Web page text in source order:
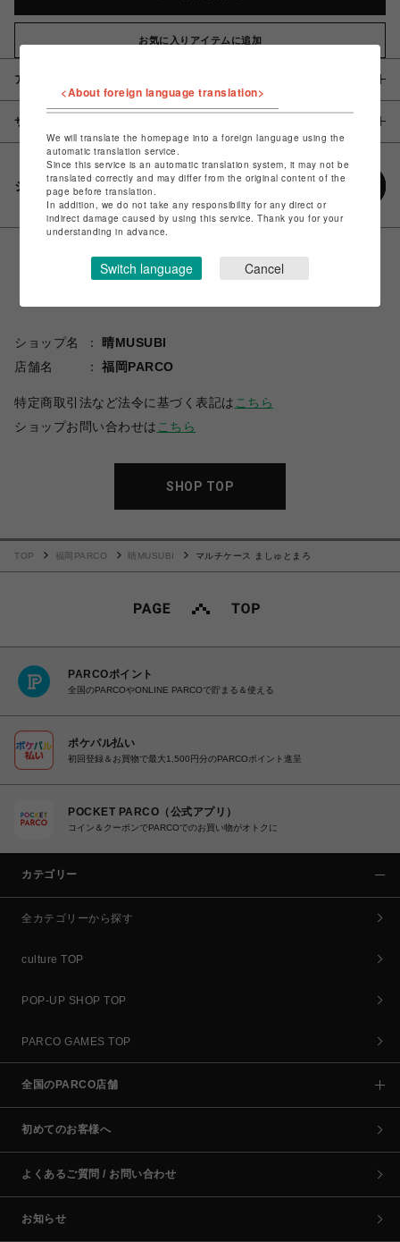
お気に入りアイテムに追加
アイテム説明 / 素材
サイズ
シェアする
ショップ名
晴MUSUBI
店舗名
福岡PARCO
特定商取引法など法令に基づく表記は こちら
ショップお問い合わせは こちら
SHOP TOP
TOP 福岡PARCO 晴MUSUBI マルチケース ましゅとまろ
PARCOポイント
全国のPARCOやONLINE PARCOで貯まる＆使える
ポケパル払い
初回登録＆お買物で最大1,500円分のPARCOポイント進呈
POCKET PARCO（公式アプリ）
コイン＆クーポンでPARCOでのお買い物がオトクに
カテゴリー
全カテゴリーから探す
culture TOP
POP-UP SHOP TOP
PARCO GAMES TOP
全国のPARCO店舗
初めてのお客様へ
よくあるご質問 / お問い合わせ
お知らせ
<About foreign language translation>
We will translate the homepage into a foreign language using the
automatic translation service.
Since this service is an automatic translation system, it may not be
translated correctly and may differ from the original content of the
page before translation.
In addition, we do not take any responsibility for any direct or
indirect damage caused by using this service. Thank you for your
understanding in advance.
Switch language Cancel